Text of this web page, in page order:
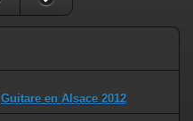
Guitare en Alsace 2012